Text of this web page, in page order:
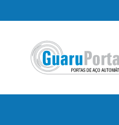
para
conteúdo